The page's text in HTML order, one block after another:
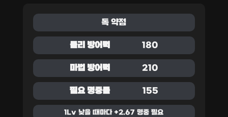
독 약점
물리 방어력 180
마법 방어력 210
필요 명중률 155
1Lv 낮을 때마다 +2.67 명중 필요